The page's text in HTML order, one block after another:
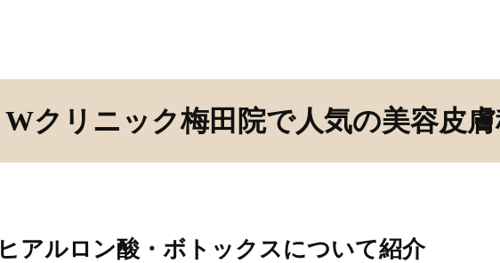
Wクリニック梅田院で人気の美容皮
ヒアルロン酸・ボトックスについて紹介